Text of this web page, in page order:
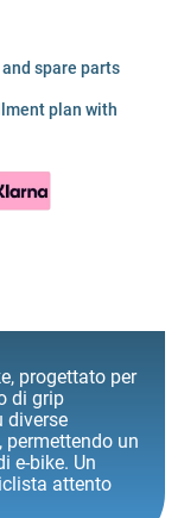
spare parts
plan with
progettato per
di grip
diverse
permettendo un
e-bike. Un
attento